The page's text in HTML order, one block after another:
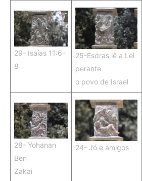
29- Isaías 11:6-
8
25-Esdras lê a Lei
perante
o povo de Israel
28- Yohanan
Ben
Zakai
24- Jó e amigos